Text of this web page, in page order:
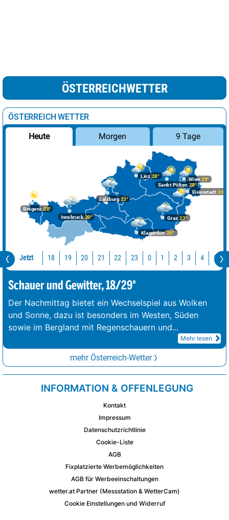
ÖSTERREICHWETTER
ÖSTERREICH WETTER
Heute Morgen 9 Tage
Bregenz28°
Graz23°
Innsbruck20°
Klagenfurt 29°
Linz28°
Salzburg23°
Wien 29°
Eisenstadt 30°
Sankt Pölten 28°
Jetzt 18 19 20 21 22 23 0 1 2 3 4 5
Schauer und Gewitter, 18/29°
Der Nachmittag bietet ein Wechselspiel aus Wolken
und Sonne, dazu ist besonders im Westen, Süden
sowie im Bergland mit Regenschauern und...
Mehr lesen
mehr Österreich-Wetter
INFORMATION & OFFENLEGUNG
Kontakt
Impressum
Datenschutzrichtlinie
Cookie-Liste
AGB
Fixplatzierte Werbemöglichkeiten
AGB für Werbeeinschaltungen
wetter.at Partner (Messstation & WetterCam)
Cookie Einstellungen und Widerruf